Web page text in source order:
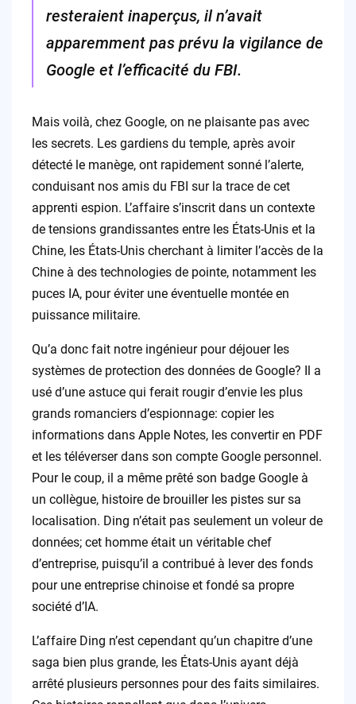
resteraient inaperçus, il n’avait
apparemment pas prévu la vigilance de
Google et l’efficacité du FBI.
Mais voilà, chez Google, on ne plaisante pas avec
les secrets. Les gardiens du temple, après avoir
détecté le manège, ont rapidement sonné l’alerte,
conduisant nos amis du FBI sur la trace de cet
apprenti espion. L’affaire s’inscrit dans un contexte
de tensions grandissantes entre les États-Unis et la
Chine, les États-Unis cherchant à limiter l’accès de la
Chine à des technologies de pointe, notamment les
puces IA, pour éviter une éventuelle montée en
puissance militaire.
Qu’a donc fait notre ingénieur pour déjouer les
systèmes de protection des données de Google? Il a
usé d’une astuce qui ferait rougir d’envie les plus
grands romanciers d’espionnage: copier les
informations dans Apple Notes, les convertir en PDF
et les téléverser dans son compte Google personnel.
Pour le coup, il a même prêté son badge Google à
un collègue, histoire de brouiller les pistes sur sa
localisation. Ding n’était pas seulement un voleur de
données; cet homme était un véritable chef
d’entreprise, puisqu’il a contribué à lever des fonds
pour une entreprise chinoise et fondé sa propre
société d’IA.
L’affaire Ding n’est cependant qu’un chapitre d’une
saga bien plus grande, les États-Unis ayant déjà
arrêté plusieurs personnes pour des faits similaires.